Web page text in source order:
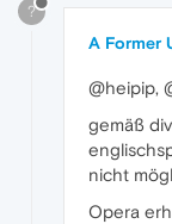
?
A Former
@heipip,
gemäß
nicht
Opera